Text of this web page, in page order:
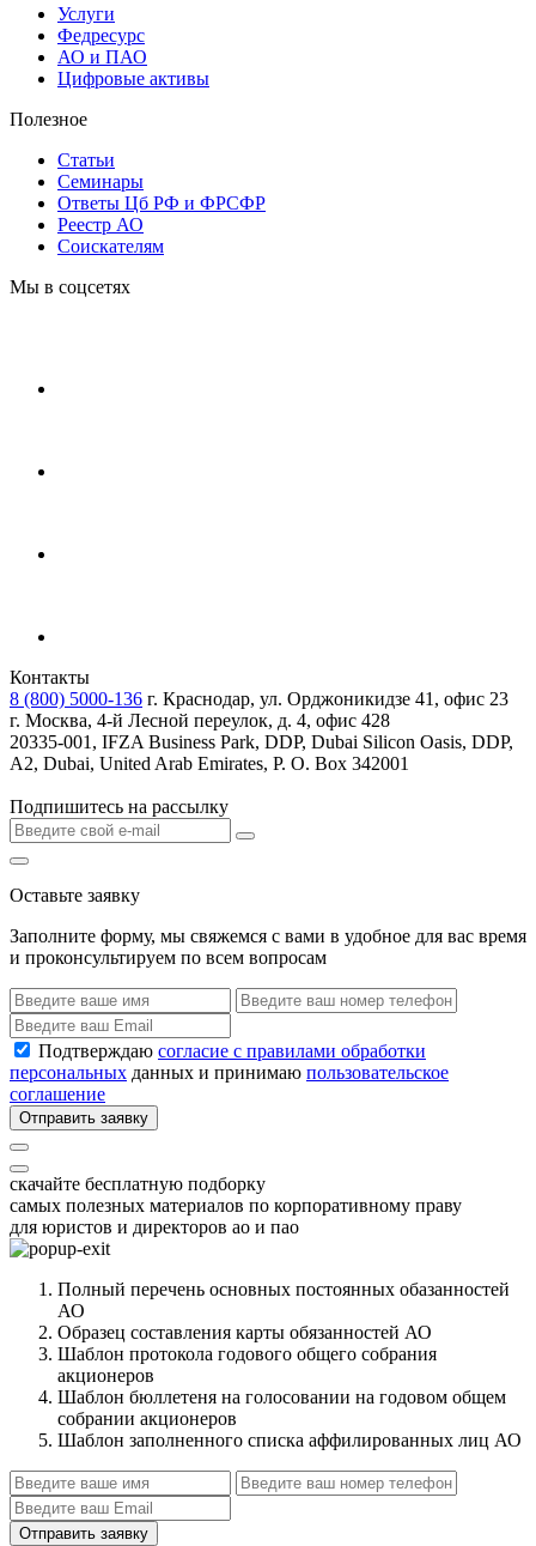
Услуги
Федресурс
АО и ПАО
Цифровые активы
Полезное
Статьи
Cеминары
Ответы Цб РФ и ФРСФР
Реестр АО
Соискателям
Мы в соцсетях
Контакты
8 (800) 5000-136 г. Краснодар, ул. Орджоникидзе 41, офис 23
г. Москва, 4-й Лесной переулок, д. 4, офис 428
20335-001, IFZA Business Park, DDP, Dubai Silicon Oasis, DDP,
A2, Dubai, United Arab Emirates, P. O. Box 342001
Подпишитесь на рассылку
Оставьте заявку
Заполните форму, мы свяжемся с вами в удобное для вас время
и проконсультируем по всем вопросам
Подтверждаю согласие с правилами обработки
персональных данных и принимаю пользовательское
соглашение
Отправить заявку
скачайте бесплатную подборку
самых полезных материалов по корпоративному праву
для юристов и директоров ао и пао
Полный перечень основных постоянных обазанностей
АО
Образец составления карты обязанностей АО
Шаблон протокола годового общего собрания
акционеров
Шаблон бюллетеня на голосовании на годовом общем
собрании акционеров
Шаблон заполненного списка аффилированных лиц АО
Отправить заявку